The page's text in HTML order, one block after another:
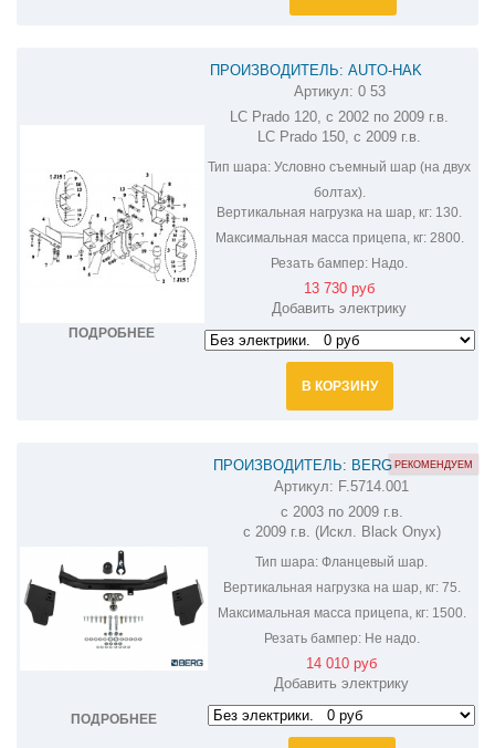
ПОДРОБНЕЕ
ПРОИЗВОДИТЕЛЬ: AUTO-HAK
ФАРКОП НА TOYOTA LAND CRUISER
PRADO 120,150 0 53
Артикул: 0 53
LC Prado 120, с 2002 по 2009 г.в.
LC Prado 150, с 2009 г.в.
Тип шара: Условно съемный шар (на двух
болтах).
Вертикальная нагрузка на шар, кг: 130.
Максимальная масса прицепа, кг:2800.
Резать бампер: Надо.
13 730 руб
Добавить электрику
В КОРЗИНУ
ПОДРОБНЕЕ
ПРОИЗВОДИТЕЛЬ: BERG
ФАРКОП НА TOYOTA LAND CRUISER
PRADO F.5714.001
Артикул: F.5714.001
с 2003 по 2009 г.в.
с 2009 г.в. (Искл. Black Onyx)
Тип шара: Фланцевый шар.
Вертикальная нагрузка на шар, кг:75.
Максимальная масса прицепа, кг:1500.
Резать бампер:Не надо.
РЕКОМЕНДУЕМ
14 010 руб
Добавить электрику